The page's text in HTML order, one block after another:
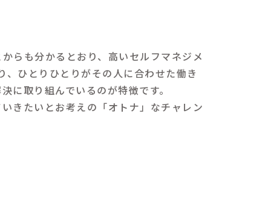
らも分かるとおり、高いセルフマネジメ
ひとりひとりがその人に合わせた働き
に取り組んでいるのが特徴です。
きたいとお考えの「オトナ」なチャレン